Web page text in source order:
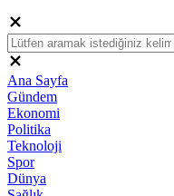
Ana Sayfa
Gündem
Ekonomi
Politika
Teknoloji
Spor
Dünya